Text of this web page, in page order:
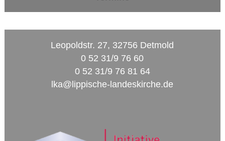
Leopoldstr. 27, 32756 Detmold
0 52 31/9 76 60
0 52 31/9 76 81 64
lka@lippische-landeskirche.de